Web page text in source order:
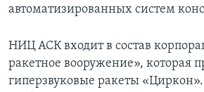
автоматизированных систем
НИЦ АСК входит в состав
ракетное вооружение», которая
гиперзвуковые ракеты